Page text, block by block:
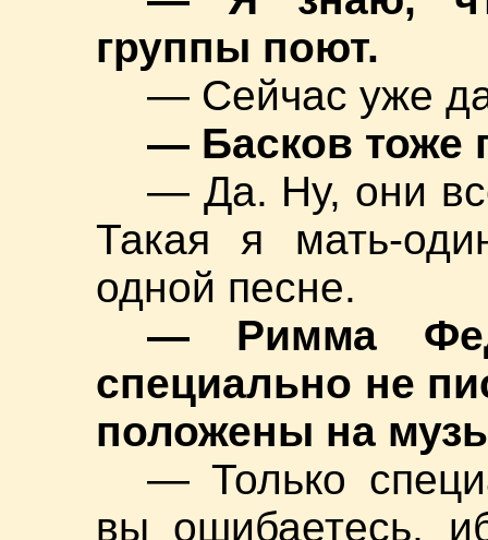
группы поют.
— Сейчас уже
— Басков тоже
— Да. Ну, они
Такая я мать-
одной песне.
— Римма
специально не
положены на
— Только
вы ошибаетесь,